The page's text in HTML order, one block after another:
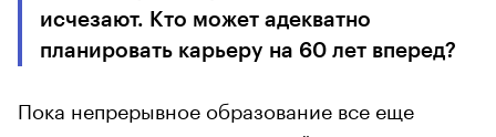
исчезают. Кто может адекватно
планировать карьеру на 60 лет вперед?
Пока непрерывное образование все еще